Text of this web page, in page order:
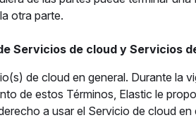
otra parte.
Servicios de cloud y Servicios
de cloud en general. Durante la
de estos Términos, Elastic le
a usar el Servicio de cloud